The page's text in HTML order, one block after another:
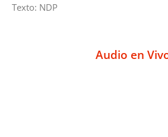
Texto: NDP
Audio en